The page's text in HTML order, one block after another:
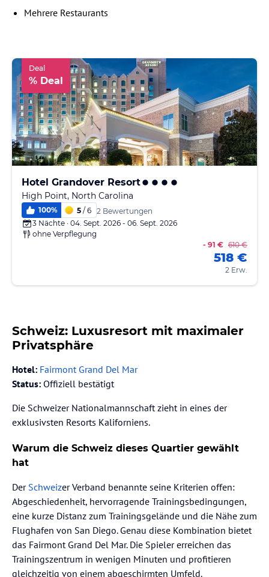
Mehrere Restaurants
Deal
% Deal
Hotel Grandover Resort
High Point, North Carolina
100% 5 / 6 2 Bewertungen
3 Nächte · 04. Sept. 2026 - 06. Sept. 2026
ohne Verpflegung
- 91 € 610 €
518 €
2 Erw.
Schweiz: Luxusresort mit maximaler
Privatsphäre
Hotel: Fairmont Grand Del Mar
Status: Offiziell bestätigt
Die Schweizer Nationalmannschaft zieht in eines der
exklusivsten Resorts Kaliforniens.
Warum die Schweiz dieses Quartier gewählt
hat
DerSchweizer Verband benannte seine Kriterien offen:
Abgeschiedenheit, hervorragende Trainingsbedingungen,
eine kurze Distanz zum Trainingsgelände und die Nähe zum
Flughafen von San Diego. Genau diese Kombination bietet
das Fairmont Grand Del Mar. Die Spieler erreichen das
Trainingszentrum in wenigen Minuten und profitieren
gleichzeitig von einem abgeschirmten Umfeld.